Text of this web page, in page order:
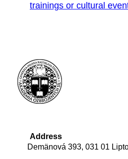
trainings or cultural
Address
Demänová 393, 031 01